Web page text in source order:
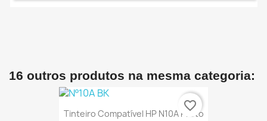
16 outros produtos na mesma categoria:
Tinteiro Compatível HP N10A Preto
favorite_border